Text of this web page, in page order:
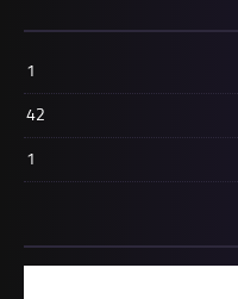
1
42
1